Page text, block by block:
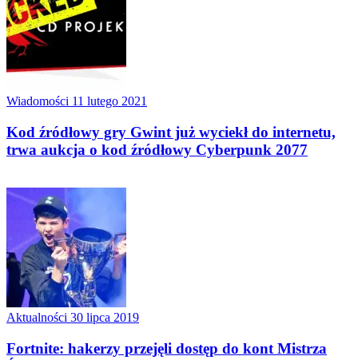
Wiadomości 11 lutego 2021
Kod źródłowy gry Gwint już wyciekł do internetu,
trwa aukcja o kod źródłowy Cyberpunk 2077
Aktualności 30 lipca 2019
Fortnite: hakerzy przejęli dostęp do kont Mistrza